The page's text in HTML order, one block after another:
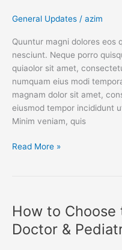
General Updates / azim
Quuntur magni dolores eos
nesciunt. Neque porro
quiaolor sit amet,
numquam eius modi
magnam dolor sit amet,
eiusmod tempor incididunt
Minim veniam, quis
Read More »
How to Choose
Doctor &
Choose
the
Right